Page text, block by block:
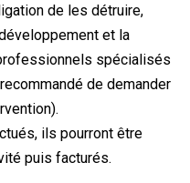
de les détruire,
et la
spécialisés
de demander
ils pourront être
puis facturés.